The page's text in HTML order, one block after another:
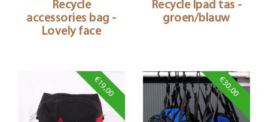
Recycle
accessories bag -
Lovely face
Recycle Ipad tas -
groen/blauw
€19,00 €30,00